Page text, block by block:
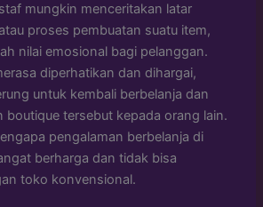
mungkin menceritakan latar
proses pembuatan suatu item,
nilai emosional bagi pelanggan.
diperhatikan dan dihargai,
untuk kembali berbelanja dan
boutique tersebut kepada orang lain.
pengalaman berbelanja di
berharga dan tidak bisa
toko konvensional.